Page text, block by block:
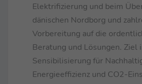
Elektrifizierung und beim
dänischen Nordborg und
Vorbereitung auf die
Beratung und Lösungen.
Sensibilisierung für
Energieeffizienz und CO2-